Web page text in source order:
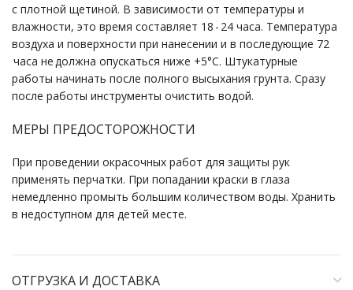
с плотной щетиной. В зависимости от температуры и
влажности, это время составляет 18 - 24 часа. Температура
воздухa и поверхности при нанесении и в последующие 72
часа не должна опускаться ниже +5°С. Штукатурные
работы начинать после полного высыхания грунта. Сразу
после работы инструменты очистить водой.
МЕРЫ ПРЕДОСТОРОЖНОСТИ
При проведении окрасочных работ для защиты рук
применять перчатки. При попадании краски в глаза
немедленно промыть большим количеством воды. Хранить
в недоступном для детей месте.
ОТГРУЗКА И ДОСТАВКА